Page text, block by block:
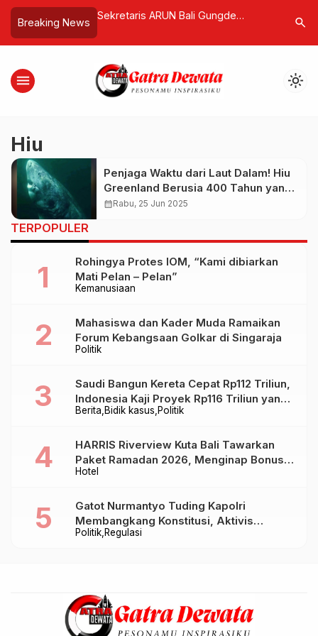
Breaking News
Pesan
tentang Luka
Sekretaris ARUN Bali Gungde
Mesra Oknum DPD RI Disorot
Night”
search
menu light_mode
Hiu
Penjaga Waktu dari Laut Dalam! Hiu
Greenland Berusia 400 Tahun yang
Masih Hidup di Era Modern
calendar_monthRabu, 25 Jun 2025
TERPOPULER
Kemanusiaan
Rohingya Protes IOM, “Kami dibiarkan
Mati Pelan – Pelan”
Politik
Mahasiswa dan Kader Muda Ramaikan
Forum Kebangsaan Golkar di Singaraja
Berita Bidik kasus Politik
Saudi Bangun Kereta Cepat Rp112 Triliun,
Indonesia Kaji Proyek Rp116 Triliun yang
Baru Sampai Bandung
Hotel
HARRIS Riverview Kuta Bali Tawarkan
Paket Ramadan 2026, Menginap Bonus
Takjil hingga Bukber Mulai Rp88.888
Politik Regulasi
Gatot Nurmantyo Tuding Kapolri
Membangkang Konstitusi, Aktivis
Tegaskan Polri Tak Punya Sejarah